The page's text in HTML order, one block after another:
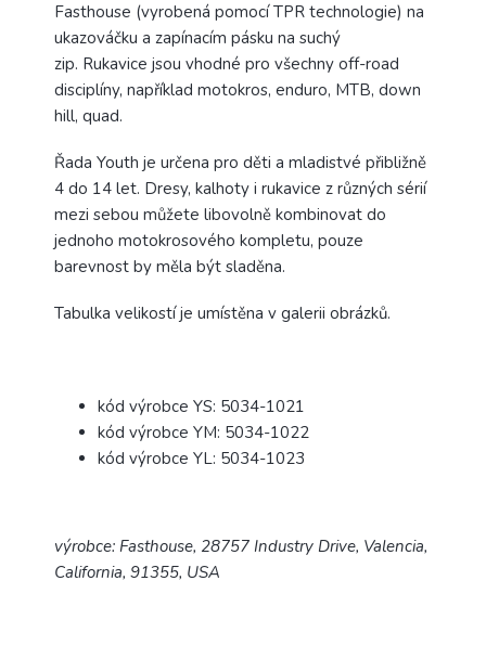
Fasthouse (vyrobená pomocí TPR technologie) na
ukazováčku a zapínacím pásku na suchý
zip. Rukavice jsou vhodné pro všechny off-road
disciplíny, například motokros, enduro, MTB, down
hill, quad.
Řada Youth je určena pro děti a mladistvé přibližně
4 do 14 let. Dresy, kalhoty i rukavice z různých sérií
mezi sebou můžete libovolně kombinovat do
jednoho motokrosového kompletu, pouze
barevnost by měla být sladěna.
Tabulka velikostí je umístěna v galerii obrázků.
kód výrobce YS: 5034-1021
kód výrobce YM: 5034-1022
kód výrobce YL: 5034-1023
výrobce: Fasthouse, 28757 Industry Drive, Valencia,
California, 91355, USA